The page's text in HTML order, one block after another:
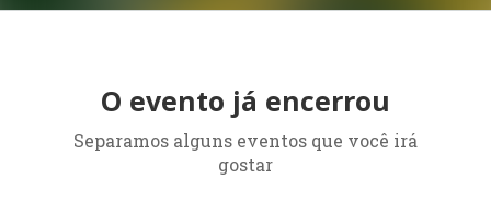
O evento já encerrou
Separamos alguns eventos que você irá
gostar